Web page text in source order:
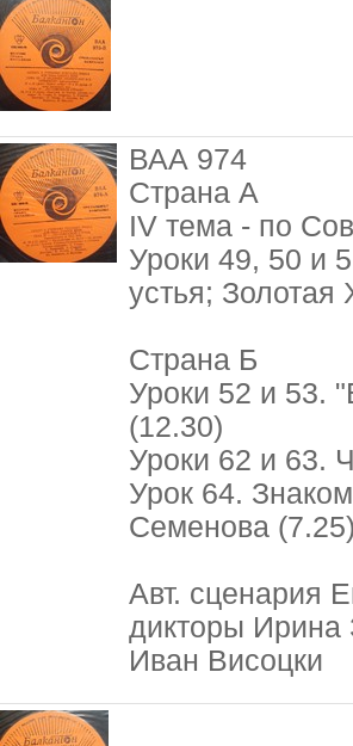
ВАА 974
Страна А
IV тема - по
Уроки 49, 50 и
устья;
Страна Б
Уроки 52 и 53.
(12.30)
Уроки 62 и 63.
Урок 64.
Семенова (7.25)
Авт. сценария
дикторы Ирина
Иван Висоцки